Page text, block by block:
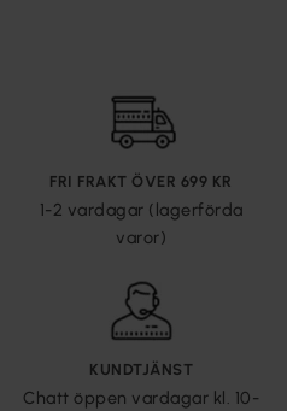
FRI FRAKT ÖVER 699 KR
1-2 vardagar (lagerförda
varor)
KUNDTJÄNST
Chatt öppen vardagar kl. 10-